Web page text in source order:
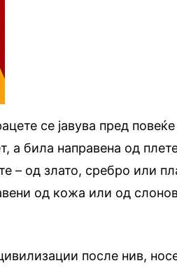
се јавува пред
а била направена од
– од злато, сребро или
од кожа или од
после нив,